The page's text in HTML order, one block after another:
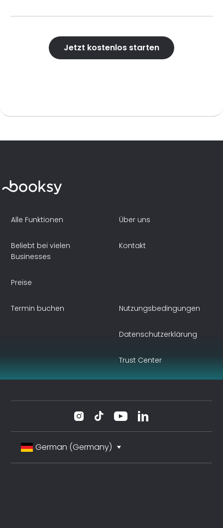
Jetzt kostenlos starten
Alle Funktionen
Beliebt bei vielen
Businesses
Preise
Über uns
Kontakt
Termin buchen Nutzungsbedingungen
Datenschutzerklärung
Trust Center
German (Germany)